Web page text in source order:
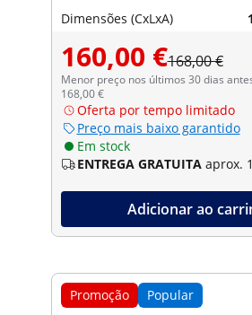
Dimensões (CxLxA)
160,00 €168,00 €
Menor preço nos últimos 30 dias
168,00 €
Oferta por tempo limitado
Preço mais baixo garantido
Em stock
ENTREGA GRATUITA aprox.
Adicionar ao
Promoção Popular